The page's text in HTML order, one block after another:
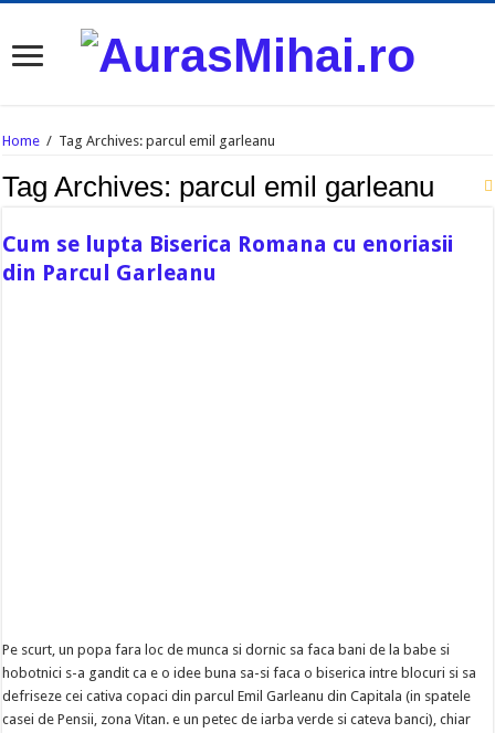
Home / Tag Archives: parcul emil garleanu
Tag Archives: parcul emil garleanu
Cum se lupta Biserica Romana cu enoriasii
din Parcul Garleanu
Pe scurt, un popa fara loc de munca si dornic sa faca bani de la babe si
hobotnici s-a gandit ca e o idee buna sa-si faca o biserica intre blocuri si sa
defriseze cei cativa copaci din parcul Emil Garleanu din Capitala (in spatele
casei de Pensii, zona Vitan. e un petec de iarba verde si cateva banci), chiar